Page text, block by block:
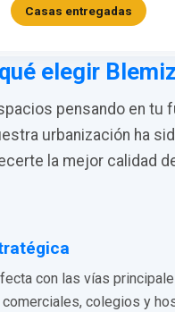
Casas entregadas
elegir
pensando en tu
urbanización ha
la mejor calidad
con las vías
colegios y